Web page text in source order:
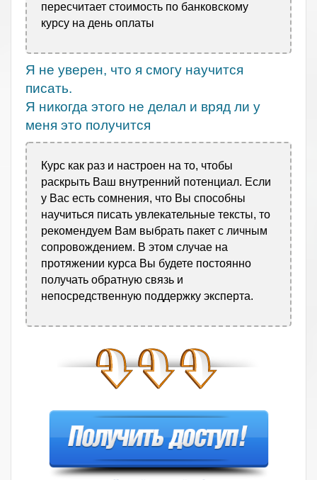
пересчитает стоимость по банковскому
курсу на день оплаты
Я не уверен, что я смогу научится
писать.
Я никогда этого не делал и вряд ли у
меня это получится
Курс как раз и настроен на то, чтобы
раскрыть Ваш внутренний потенциал. Если
у Вас есть сомнения, что Вы способны
научиться писать увлекательные тексты, то
рекомендуем Вам выбрать пакет с личным
сопровождением. В этом случае на
протяжении курса Вы будете постоянно
получать обратную связь и
непосредственную поддержку эксперта.